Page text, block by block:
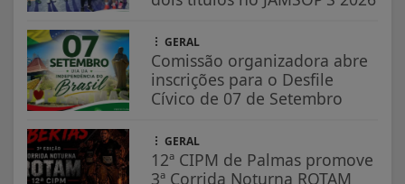
GERAL
Comissão organizadora abre
inscrições para o Desfile
Cívico de 07 de Setembro
GERAL
12ª CIPM de Palmas promove
3ª Corrida Noturna ROTAM